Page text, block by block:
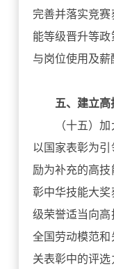
完善并落实竞
能等级晋升等
与岗位使用及薪
五、建立高
（十五）加大
以国家表彰为
励为补充的高
彰中华技能大
级荣誉适当向
全国劳动模范
关表彰中的评